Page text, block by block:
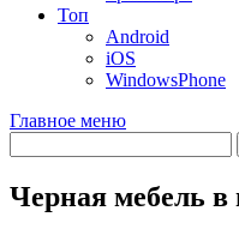
Топ
Android
iOS
WindowsPhone
Главное меню
Черная мебель в